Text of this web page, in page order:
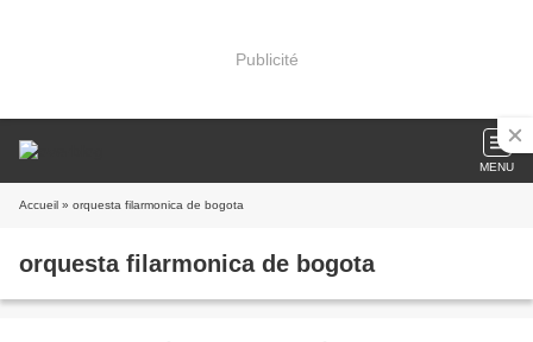
Publicité
MENU
Accueil » orquesta filarmonica de bogota
orquesta filarmonica de bogota